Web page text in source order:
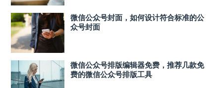
微信公众号封面，如何设计符合标准的公
众号封面
微信公众号排版编辑器免费，推荐几款免
费的微信公众号排版工具